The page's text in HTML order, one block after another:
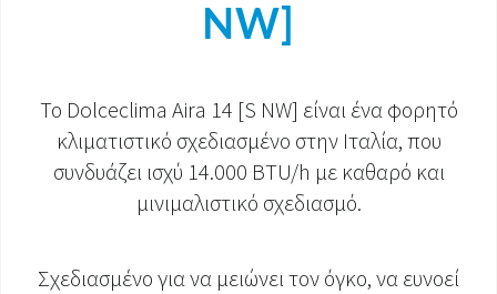
ΈΓΓΡΑΦΑ ΠΡΟΪΌΝΤΩΝ
NW]
Το Dolceclima Aira 14 [S NW] είναι ένα φορητό
κλιματιστικό σχεδιασμένο στην Ιταλία, που
συνδυάζει ισχύ 14.000 BTU/h με καθαρό και
μινιμαλιστικό σχεδιασμό.
Σχεδιασμένο για να μειώνει τον όγκο, να ευνοεί